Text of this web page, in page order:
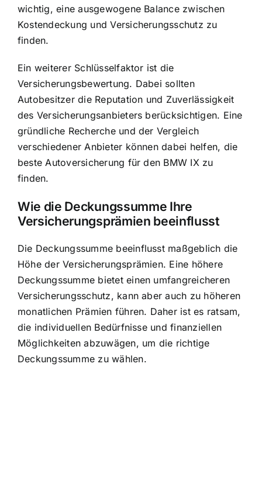
wichtig, eine ausgewogene Balance zwischen
Kostendeckung und Versicherungsschutz zu
finden.
Ein weiterer Schlüsselfaktor ist die
Versicherungsbewertung. Dabei sollten
Autobesitzer die Reputation und Zuverlässigkeit
des Versicherungsanbieters berücksichtigen. Eine
gründliche Recherche und der Vergleich
verschiedener Anbieter können dabei helfen, die
beste Autoversicherung für den BMW IX zu
finden.
Wie die Deckungssumme Ihre
Versicherungsprämien beeinflusst
Die Deckungssumme beeinflusst maßgeblich die
Höhe der Versicherungsprämien. Eine höhere
Deckungssumme bietet einen umfangreicheren
Versicherungsschutz, kann aber auch zu höheren
monatlichen Prämien führen. Daher ist es ratsam,
die individuellen Bedürfnisse und finanziellen
Möglichkeiten abzuwägen, um die richtige
Deckungssumme zu wählen.